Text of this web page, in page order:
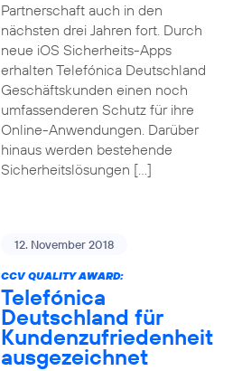
Partnerschaft auch in den
nächsten drei Jahren fort. Durch
neue iOS Sicherheits-Apps
erhalten Telefónica Deutschland
Geschäftskunden einen noch
umfassenderen Schutz für ihre
Online-Anwendungen. Darüber
hinaus werden bestehende
Sicherheitslösungen […]
12. November 2018
CCV QUALITY AWARD:
Telefónica
Deutschland für
Kundenzufriedenheit
ausgezeichnet